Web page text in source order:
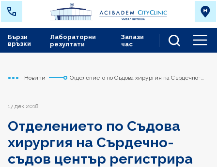
Лабораторни
резултати
Запази
час
Бързи
връзки
Начало
Сърдечно съдов център
Новини
Отделението по Съдова хирургия на Сърдечно-
17 дек 2018
Отделението по Съдова
хирургия на Сърдечно-
съдов център регистрира